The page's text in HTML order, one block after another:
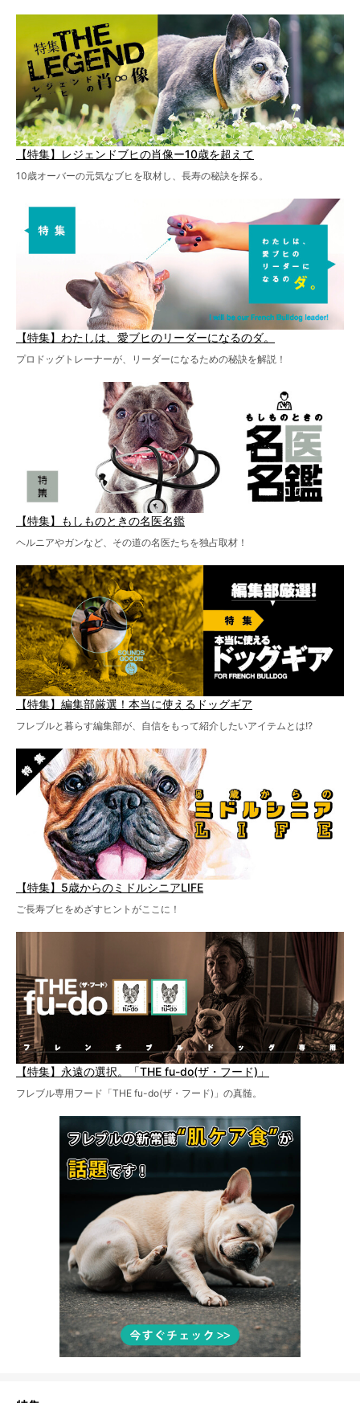
【特集】レジェンドブヒの肖像ー10歳を超えて
10歳オーバーの元気なブヒを取材し、長寿の秘訣を探る。
【特集】わたしは、愛ブヒのリーダーになるのダ。
プロドッグトレーナーが、リーダーになるための秘訣を解説！
【特集】もしものときの名医名鑑
ヘルニアやガンなど、その道の名医たちを独占取材！
【特集】編集部厳選！本当に使えるドッグギア
フレブルと暮らす編集部が、自信をもって紹介したいアイテムとは!?
【特集】5歳からのミドルシニアLIFE
ご長寿ブヒをめざすヒントがここに！
【特集】永遠の選択。「THE fu-do(ザ・フード)」
フレブル専用フード「THE fu-do(ザ・フード)」の真髄。